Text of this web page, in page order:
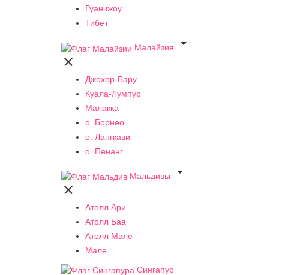
Гуанчжоу
Тибет
Малайзия


Джохор-Бару
Куала-Лумпур
Малакка
о. Борнео
о. Лангкави
о. Пенанг
Мальдивы


Атолл Ари
Атолл Баа
Атолл Мале
Мале
Сингапур